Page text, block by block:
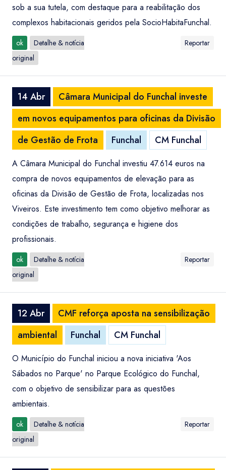
sob a sua tutela, com destaque para a reabilitação dos
complexos habitacionais geridos pela SocioHabitaFunchal.
ok
Detalhe & notícia
original
Reportar
14 Abr
Câmara Municipal do Funchal investe
em novos equipamentos para oficinas da Divisão
de Gestão de Frota
Funchal CM Funchal
A Câmara Municipal do Funchal investiu 47.614 euros na
compra de novos equipamentos de elevação para as
oficinas da Divisão de Gestão de Frota, localizadas nos
Viveiros. Este investimento tem como objetivo melhorar as
condições de trabalho, segurança e higiene dos
profissionais.
ok
Detalhe & notícia
original
Reportar
12 Abr
CMF reforça aposta na sensibilização
ambiental
Funchal CM Funchal
O Município do Funchal iniciou a nova iniciativa 'Aos
Sábados no Parque' no Parque Ecológico do Funchal,
com o objetivo de sensibilizar para as questões
ambientais.
ok
Detalhe & notícia
original
Reportar